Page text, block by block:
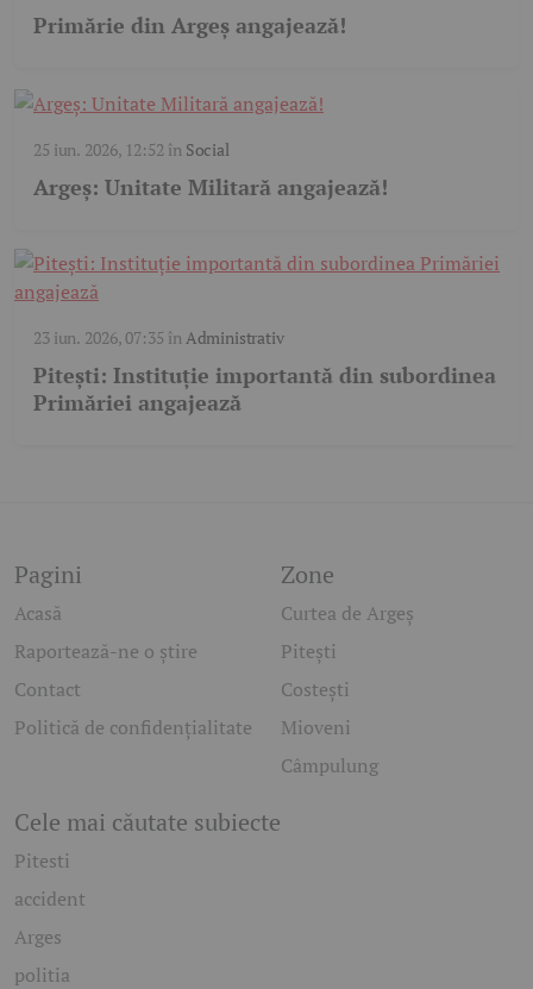
Primărie din Argeș angajează!
25 iun. 2026, 12:52 în Social
Argeș: Unitate Militară angajează!
23 iun. 2026, 07:35 înAdministrativ
Pitești: Instituție importantă din subordinea
Primăriei angajează
Pagini
Acasă
Raportează-ne o știre
Contact
Politică de confidențialitate
Zone
Curtea de Argeș
Pitești
Costești
Mioveni
Câmpulung
Cele mai căutate subiecte
Pitesti
accident
Arges
politia